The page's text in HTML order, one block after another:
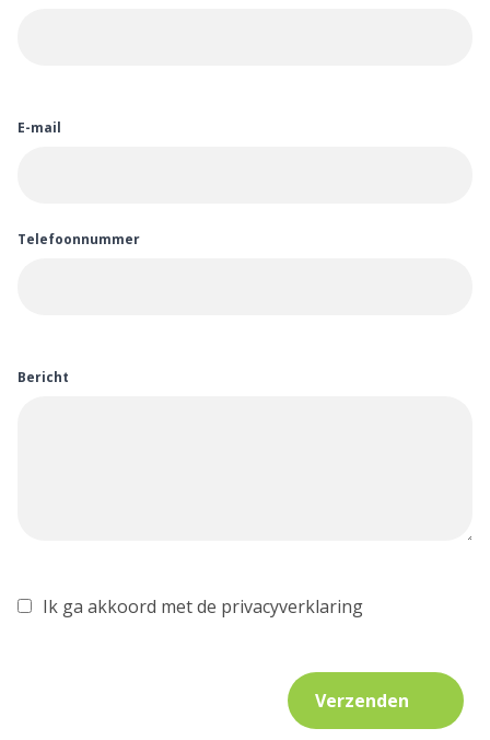
E-mail
Telefoonnummer
Bericht
Ik ga akkoord met de privacyverklaring
Verzenden